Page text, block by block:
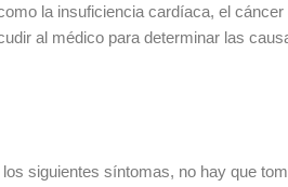
la insuficiencia cardíaca, el
al médico para determinar las
siguientes síntomas, no hay que